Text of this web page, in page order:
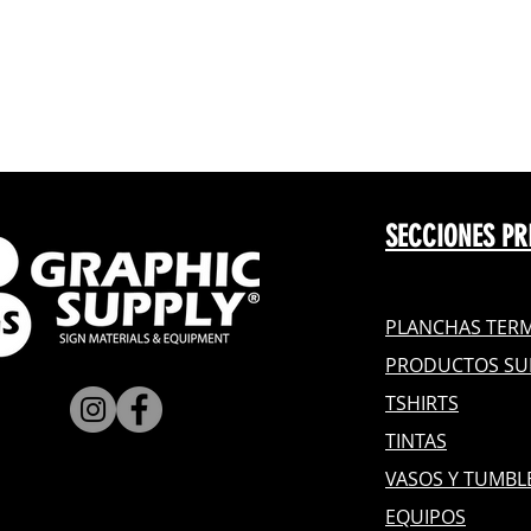
SECCIONES
PLANCHAS
PRODUCTOS
TSHIRTS
TINTAS
VASOS Y
EQUIPOS